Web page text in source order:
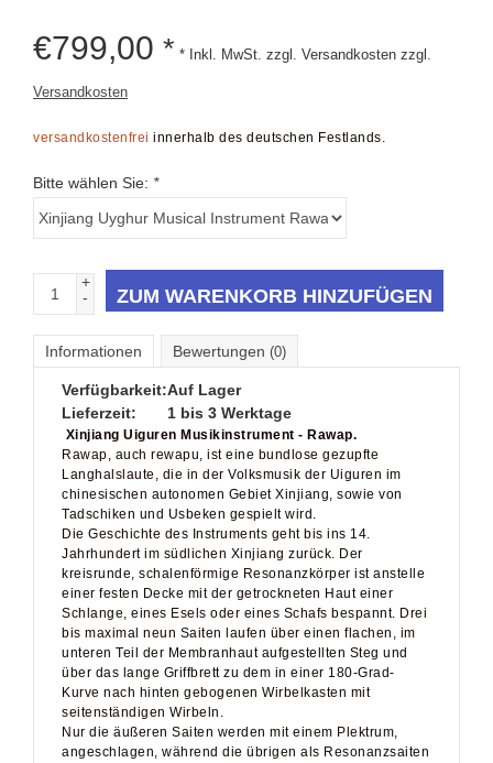
€799,00 * * Inkl. MwSt. zzgl. Versandkosten zzgl.
Versandkosten
versandkostenfrei innerhalb des deutschen Festlands.
Bitte wählen Sie: *
+
-
ZUM WARENKORB HINZUFÜGEN
Informationen Bewertungen (0)
Verfügbarkeit:Auf Lager
Lieferzeit:
1 bis 3 Werktage
Xinjiang Uiguren Musikinstrument - Rawap.
Rawap, auch rewapu, ist eine bundlose gezupfte
Langhalslaute, die in der Volksmusik der Uiguren im
chinesischen autonomen Gebiet Xinjiang, sowie von
Tadschiken und Usbeken gespielt wird.
Die Geschichte des Instruments geht bis ins 14.
Jahrhundert im südlichen Xinjiang zurück. Der
kreisrunde, schalenförmige Resonanzkörper ist anstelle
einer festen Decke mit der getrockneten Haut einer
Schlange, eines Esels oder eines Schafs bespannt. Drei
bis maximal neun Saiten laufen über einen flachen, im
unteren Teil der Membranhaut aufgestellten Steg und
über das lange Griffbrett zu dem in einer 180-Grad-
Kurve nach hinten gebogenen Wirbelkasten mit
seitenständigen Wirbeln.
Nur die äußeren Saiten werden mit einem Plektrum,
angeschlagen, während die übrigen als Resonanzsaiten